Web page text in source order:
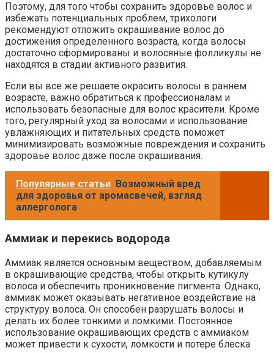
Поэтому, для того чтобы сохранить здоровье волос и
избежать потенциальных проблем, трихологи
рекомендуют отложить окрашивание волос до
достижения определенного возраста, когда волосы
достаточно сформированы и волосяные фолликулы не
находятся в стадии активного развития.
Если вы все же решаете окрасить волосы в раннем
возрасте, важно обратиться к профессионалам и
использовать безопасные для волос красители. Кроме
того, регулярный уход за волосами и использование
увлажняющих и питательных средств поможет
минимизировать возможные повреждения и сохранить
здоровье волос даже после окрашивания.
Популярные статьи Возможный вред
для здоровья от аромасвечей, взгляд
аллерголога
Аммиак и перекись водорода
Аммиак является основным веществом, добавляемым
в окрашивающие средства, чтобы открыть кутикулу
волоса и обеспечить проникновение пигмента. Однако,
аммиак может оказывать негативное воздействие на
структуру волоса. Он способен разрушать волосы и
делать их более тонкими и ломкими. Постоянное
использование окрашивающих средств с аммиаком
может привести к сухости, ломкости и потере блеска